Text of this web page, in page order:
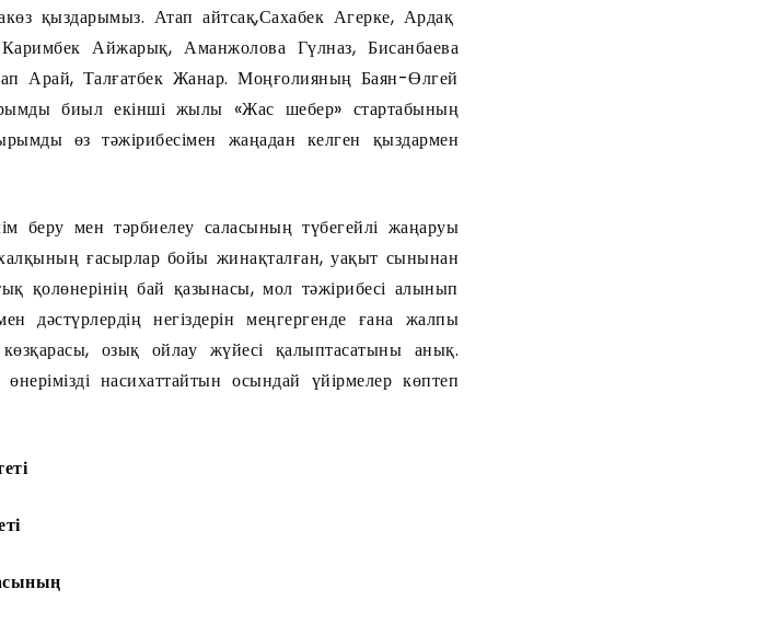
қыздарымыз. Атап айтсақ,Сахабек Агерке, Ардақ
Айжарық, Аманжолова Гүлназ, Бисанбаева
Арай, Талғатбек Жанар. Моңғолияның Баян-Өлгей
биыл екінші жылы «Жас шебер» стартабының
өз тәжірибесімен жаңадан келген қыздармен
беру мен тәрбиелеу саласының түбегейлі жаңаруы
халқының ғасырлар бойы жинақталған, уақыт сынынан
қолөнерінің бай қазынасы, мол тәжірибесі алынып
дәстүрлердің негіздерін меңгергенде ғана жалпы
озық ойлау жүйесі қалыптасатыны анық.
насихаттайтын осындай үйірмелер көптеп